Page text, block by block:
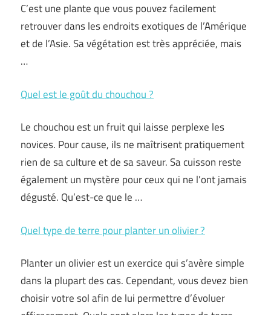
C’est une plante que vous pouvez facilement
retrouver dans les endroits exotiques de l’Amérique
et de l’Asie. Sa végétation est très appréciée, mais
…
Quel est le goût du chouchou ?
Le chouchou est un fruit qui laisse perplexe les
novices. Pour cause, ils ne maîtrisent pratiquement
rien de sa culture et de sa saveur. Sa cuisson reste
également un mystère pour ceux qui ne l’ont jamais
dégusté. Qu’est-ce que le …
Quel type de terre pour planter un olivier ?
Planter un olivier est un exercice qui s’avère simple
dans la plupart des cas. Cependant, vous devez bien
choisir votre sol afin de lui permettre d’évoluer